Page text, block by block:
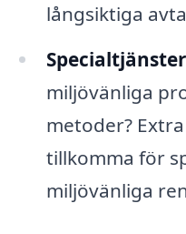
långsiktiga
miljövänliga
metoder?
tillkomma för
miljövänliga